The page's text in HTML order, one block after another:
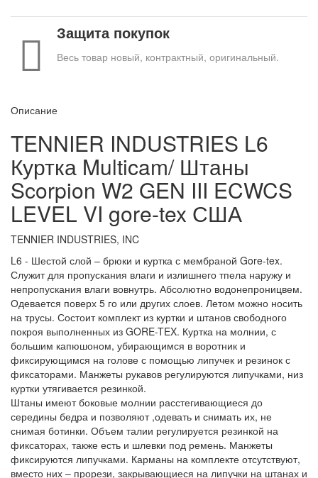
Защита покупок
Весь товар новый, контрактный, оригинальный.
Описание
TENNIER INDUSTRIES L6
Куртка Multicam/ Штаны
Scorpion W2 GEN III ECWCS
LEVEL VI gore-tex США
TENNIER INDUSTRIES, INC
L6 - Шестой слой – брюки и куртка с мембраной Gore-tex.
Служит для пропускания влаги и излишнего тпела наружу и
непропускания влаги вовнутрь. Абсолютно водонепроницвем.
Одевается поверх 5 го или других слоев. Летом можно носить
на трусы. Состоит комплект из куртки и штанов свободного
покроя выполненных из GORE-TEX. Куртка на молнии, с
большим капюшоном, убирающимся в воротник и
фиксирующимся на голове с помощью липучек и резинок с
фиксаторами. Манжеты рукавов регулируются липучками, низ
куртки утягивается резинкой.
Штаны имеют боковые молнии расстегивающиеся до
середины бедра и позволяют ,одевать и снимать их, не
снимая ботинки. Объем талии регулируется резинкой на
фиксаторах, также есть и шлевки под ремень. Манжеты
фиксируются липучками. Карманы на комплекте отсутствуют,
вместо них – прорези, закрывающиеся на липучки на штанах и